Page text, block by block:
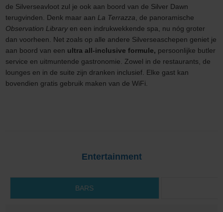
de Silverseavloot zul je ook aan boord van de Silver Dawn
terugvinden. Denk maar aan La Terrazza , de panoramische
Observation Library en een indrukwekkende spa, nu nóg groter
dan voorheen. Net zoals op alle andere Silverseaschepen geniet je
aan boord van een ultra all-inclusive formule, persoonlijke butler
service en uitmuntende gastronomie. Zowel in de restaurants, de
lounges en in de suite zijn dranken inclusief. Elke gast kan
bovendien gratis gebruik maken van de WiFi.
Entertainment
BARS